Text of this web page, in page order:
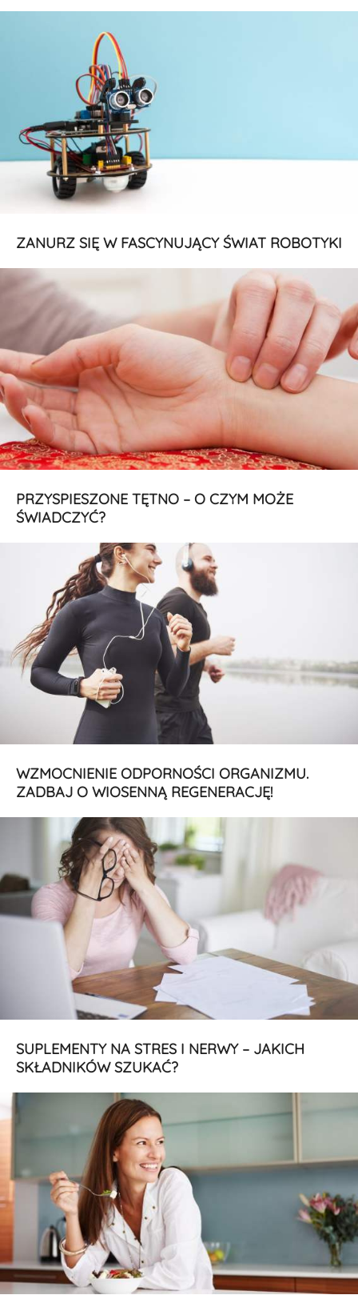
ZANURZ SIĘ W FASCYNUJĄCY ŚWIAT ROBOTYKI
PRZYSPIESZONE TĘTNO – O CZYM MOŻE
ŚWIADCZYĆ?
WZMOCNIENIE ODPORNOŚCI ORGANIZMU.
ZADBAJ O WIOSENNĄ REGENERACJĘ!
SUPLEMENTY NA STRES I NERWY – JAKICH
SKŁADNIKÓW SZUKAĆ?